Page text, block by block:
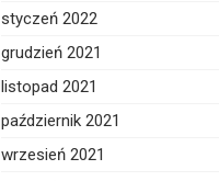
styczeń 2022
grudzień 2021
listopad 2021
październik 2021
wrzesień 2021